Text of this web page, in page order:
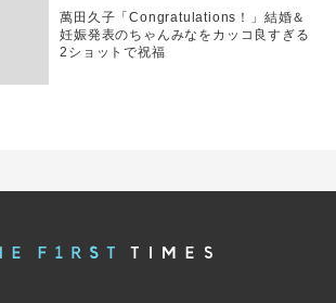
萬田久子「Congratulations！」結婚＆
妊娠発表のちゃんみなをカッコ良すぎる
2ショットで祝福